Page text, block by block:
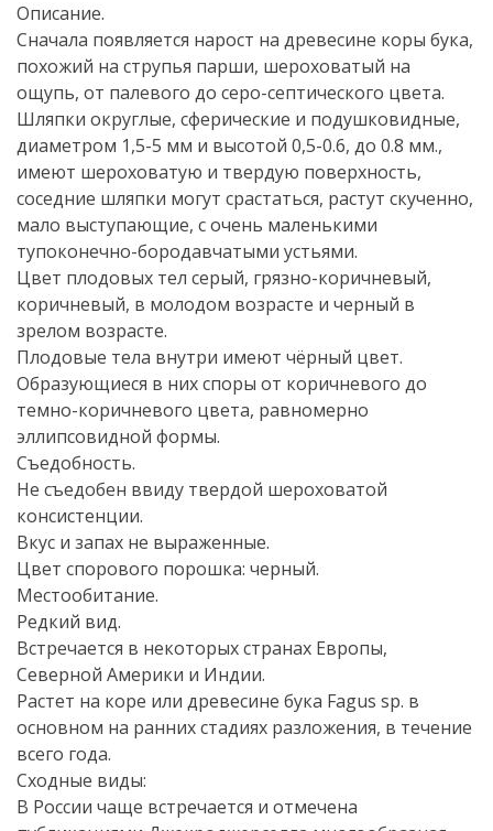
Описание.
Сначала появляется нарост на древесине коры бука,
похожий на струпья парши, шероховатый на
ощупь, от палевого до серо-септического цвета.
Шляпки округлые, сферические и подушковидные,
диаметром 1,5-5 мм и высотой 0,5-0.6, до 0.8 мм.,
имеют шероховатую и твердую поверхность,
соседние шляпки могут срастаться, растут скученно,
мало выступающие, с очень маленькими
тупоконечно-бородавчатыми устьями.
Цвет плодовых тел серый, грязно-коричневый,
коричневый, в молодом возрасте и черный в
зрелом возрасте.
Плодовые тела внутри имеют чёрный цвет.
Образующиеся в них споры от коричневого до
темно-коричневого цвета, равномерно
эллипсовидной формы.
Съедобность.
Не съедобен ввиду твердой шероховатой
консистенции.
Вкус и запах не выраженные.
Цвет спорового порошка: черный.
Местообитание.
Редкий вид.
Встречается в некоторых странах Европы,
Северной Америки и Индии.
Растет на коре или древесине бука Fagus sp. в
основном на ранних стадиях разложения, в течение
всего года.
Сходные виды:
В России чаще встречается и отмечена